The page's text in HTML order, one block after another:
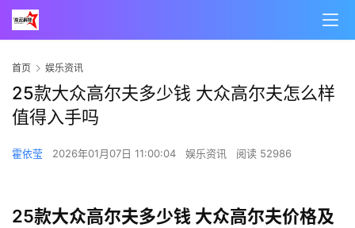
首页 娱乐资讯
25款大众高尔夫多少钱 大众高尔夫怎么样
值得入手吗
霍依莹 2026年01月07日 11:00:04 娱乐资讯 阅读 52986
25款大众高尔夫多少钱 大众高尔夫价格及